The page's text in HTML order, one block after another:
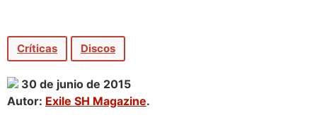
Críticas Discos
30 de junio de 2015
Autor: Exile SH Magazine.